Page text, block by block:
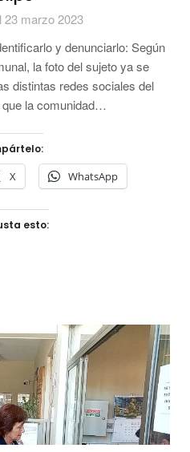
23 marzo 2023
y denunciarlo: Según
la foto del sujeto ya se
distintas redes sociales del
que la comunidad…
X WhatsApp
esto: